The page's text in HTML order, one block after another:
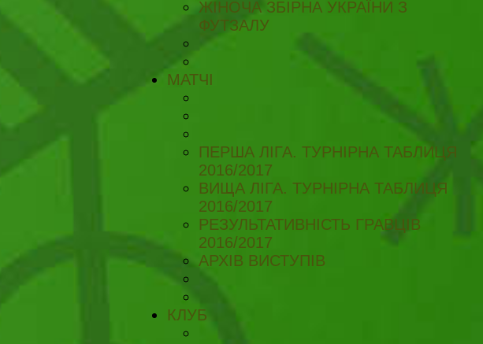
ЖІНОЧА ЗБІРНА УКРАЇНИ З
ФУТЗАЛУ
МАТЧІ
ПЕРША ЛІГА. ТУРНІРНА ТАБЛИЦЯ
2016/2017
ВИЩА ЛІГА. ТУРНІРНА ТАБЛИЦЯ
2016/2017
РЕЗУЛЬТАТИВНІСТЬ ГРАВЦІВ
2016/2017
АРХІВ ВИСТУПІВ
КЛУБ